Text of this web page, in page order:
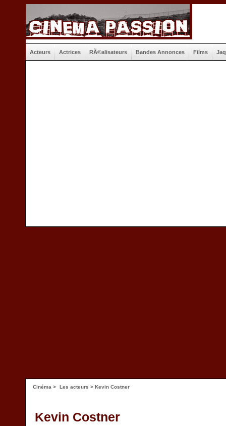
Acteurs Actrices RÃ©alisateurs Bandes Annonces Films
Cinéma > Les acteurs > Kevin Costner
Kevin Costner